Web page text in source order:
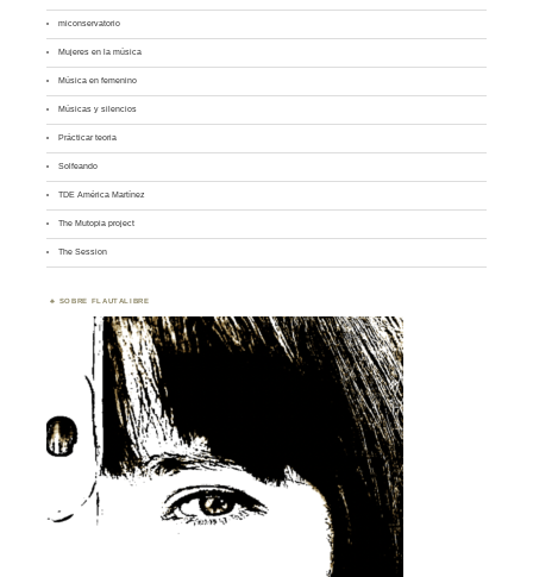
miconservatorio
Mujeres en la música
Música en femenino
Músicas y silencios
Prácticar teoria
Solfeando
TDE América Martínez
The Mutopia project
The Session
SOBRE FLAUTALIBRE